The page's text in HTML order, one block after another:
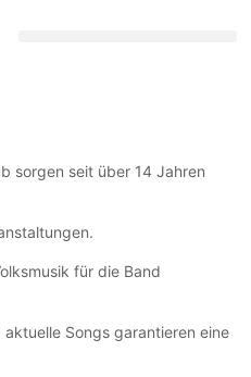
sorgen seit über 14 Jahren
für die Band
Songs garantieren eine